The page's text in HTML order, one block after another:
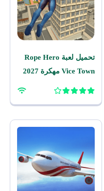
تحميل لعبة Rope Hero
Vice Town مهكرة 2027